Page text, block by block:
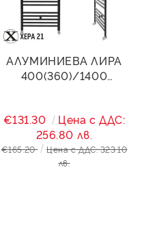
АЛУМИНИЕВА ЛИРА
400(360)/1400
€131.30
Цена с ДДС:
256.80 лв.
€165.20
Цена с ДДС: 323.10
лв.